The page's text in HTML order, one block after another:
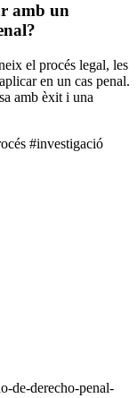
amb un
el procés legal, les
en un cas penal.
amb èxit i una
#investigació
de-derecho-penal-